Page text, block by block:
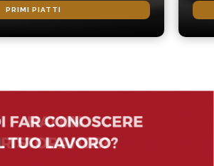
PRIMI PIATTI